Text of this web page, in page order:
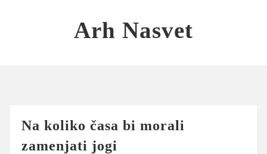
Arh Nasvet
Na koliko časa bi morali
zamenjati jogi